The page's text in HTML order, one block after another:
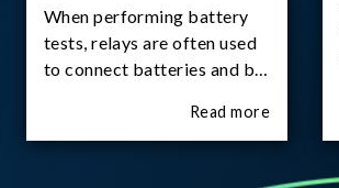
When performing battery
tests, relays are often used
to connect batteries and bi-
supplies. What happens the
moment the relay is
Read more